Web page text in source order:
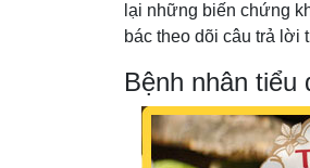
lại những biến chứng
bác theo dõi câu trả lời
Bệnh nhân